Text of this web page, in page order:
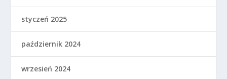
styczeń 2025
październik 2024
wrzesień 2024